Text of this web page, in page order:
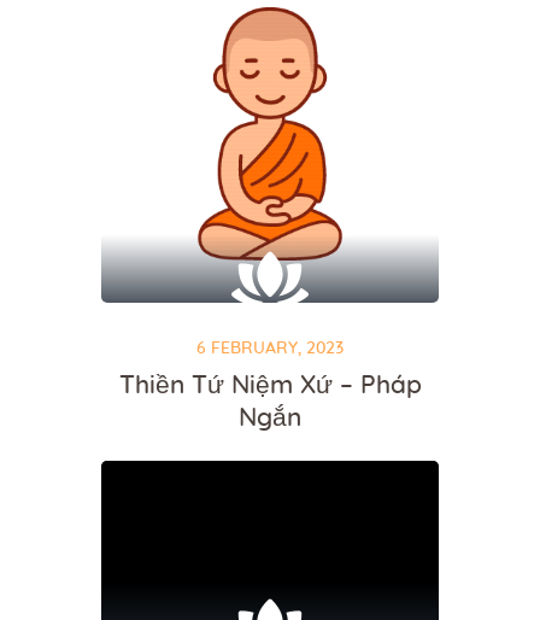
6 FEBRUARY, 2023
Thiền Tứ Niệm Xứ – Pháp
Ngắn